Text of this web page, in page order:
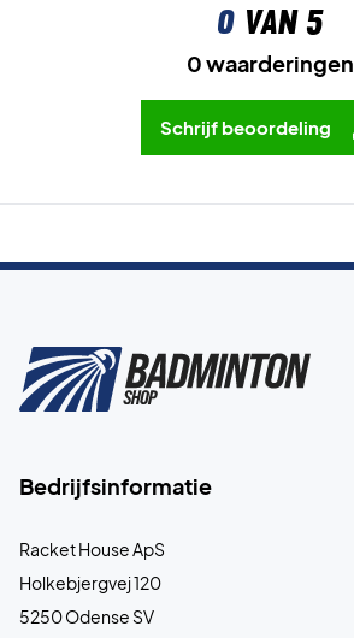
0van 5
0 waarderingen
Schrijf beoordeling
Bedrijfsinformatie
Racket House ApS
Holkebjergvej 120
5250 Odense SV